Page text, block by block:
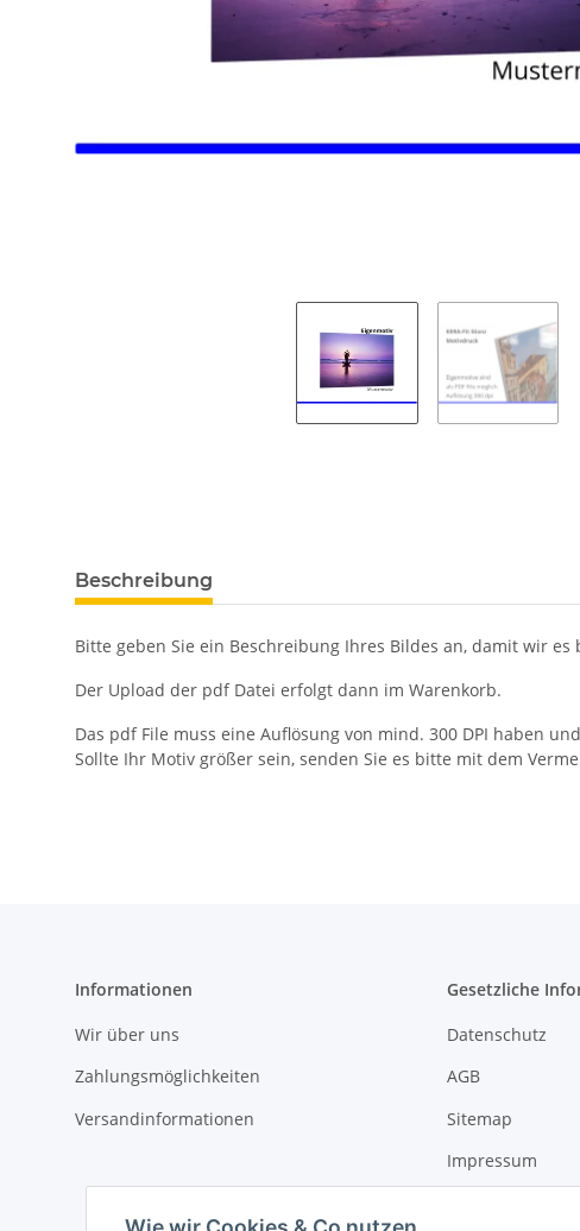
Beschreibung
Bitte geben Sie ein Beschreibung Ihres Bildes an, damit wir es
Der Upload der pdf Datei erfolgt dann im Warenkorb.
Das pdf File muss eine Auflösung von mind. 300 DPI haben
Sollte Ihr Motiv größer sein, senden Sie es bitte mit dem
Informationen
Wir über uns
Zahlungsmöglichkeiten
Versandinformationen
Gesetzliche
Datenschutz
AGB
Sitemap
Impressum